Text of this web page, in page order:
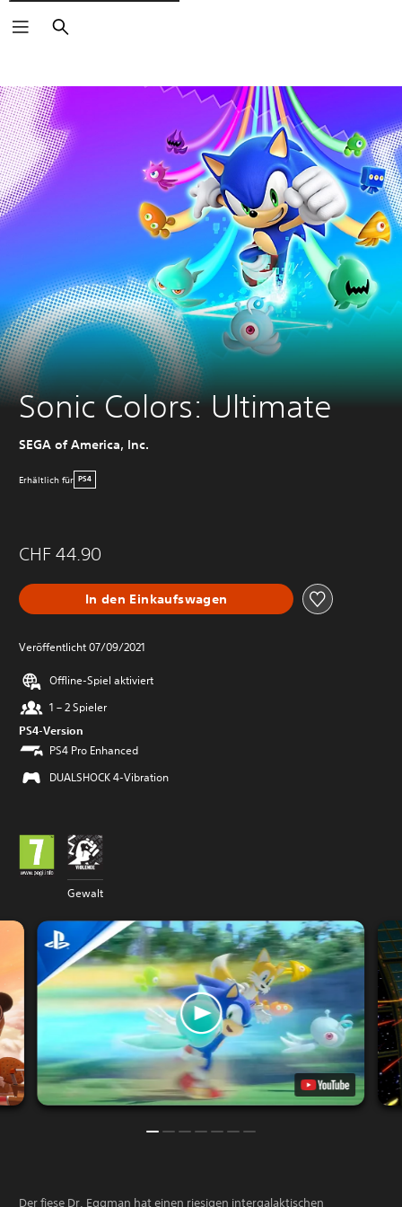
Suchen
Sonic Colors: Ultimate
SEGA of America, Inc.
Erhältlich für PS4
CHF 44.90
In den Einkaufswagen
Veröffentlicht 07/09/2021
Offline-Spiel aktiviert
1 – 2 Spieler
PS4-Version
PS4 Pro Enhanced
DUALSHOCK 4-Vibration
Gewalt
Der fiese Dr. Eggman hat einen riesigen intergalaktischen